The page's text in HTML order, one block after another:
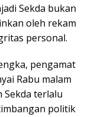
Sekda bukan
oleh rekam
personal.
pengamat
Rabu malam
Sekda terlalu
politik